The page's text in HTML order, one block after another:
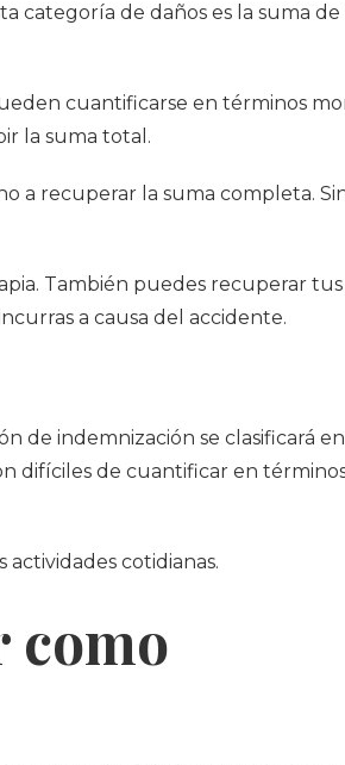
categoría de daños es la suma
cuantificarse en términos
la suma total.
a recuperar la suma completa.
También puedes recuperar tus
a causa del accidente.
de indemnización se clasificará
difíciles de cuantificar en
cotidianas.
como